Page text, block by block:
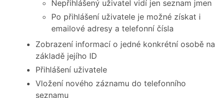
Nepřihlášený uživatel vidí jen seznam jmen
Po přihlášení uživatele je možné získat i
emailové adresy a telefonní čísla
Zobrazení informací o jedné konkrétní osobě na
základě jejího ID
Přihlášení uživatele
Vložení nového záznamu do telefonního
seznamu